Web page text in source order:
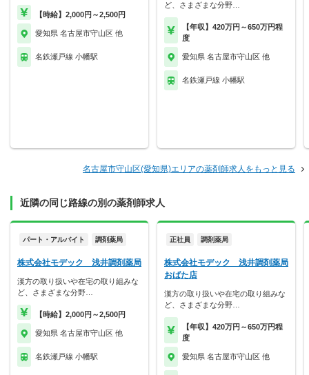
【時給】2,000円～2,500円
愛知県 名古屋市守山区 他
名鉄瀬戸線 小幡駅
ど、さまざまな分野…
【年収】420万円～650万円程
度
愛知県 名古屋市守山区 他
名鉄瀬戸線 小幡駅
名古屋市守山区(愛知県)エリアの薬剤師求人をもっと見る
近隣の同じ路線の別の薬剤師求人
パート・アルバイト 調剤薬局
株式会社モデック 浅井調剤薬局
漢方の取り扱いや在宅の取り組みな
ど、さまざまな分野…
【時給】2,000円～2,500円
愛知県 名古屋市守山区 他
名鉄瀬戸線 小幡駅
正社員 調剤薬局
株式会社モデック 浅井調剤薬局
おばた店
漢方の取り扱いや在宅の取り組みな
ど、さまざまな分野…
【年収】420万円～650万円程
度
愛知県 名古屋市守山区 他